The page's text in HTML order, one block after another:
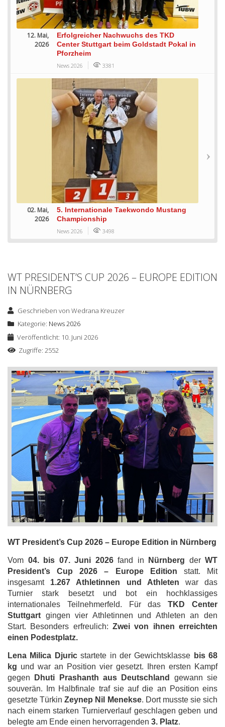
12. Mai,
2026
Erfolgreicher Nachwuchs des TKD
Center Stuttgart beim Goldstadt Pokal in
Pforzheim
News 2026 3381
02. Mai,
2026
5. Internationale Taekwondo Mustang
Championship
News 2026 3498
WT PRESIDENT’S CUP 2026 – EUROPE EDITION
IN NÜRNBERG
Geschrieben vonWedrana Kreuzer
Kategorie: News 2026
Veröffentlicht: 10. Juni 2026
Zugriffe: 2552
WT President’s Cup 2026 – Europe Edition in Nürnberg
Vom 04. bis 07. Juni 2026fand in Nürnberg der WT
President’s Cup 2026 – Europe Edition statt. Mit
insgesamt 1.267 Athletinnen und Athleten war das
Turnier stark besetzt und bot ein hochklassiges
internationales Teilnehmerfeld. Für dasTKD Center
Stuttgart gingen vier Athletinnen und Athleten an den
Start. Besonders erfreulich: Zwei von ihnen erreichten
einen Podestplatz.
Lena Milica Djuricstartete in der Gewichtsklasse bis 68
kg und war an Position vier gesetzt. Ihren ersten Kampf
gegen
Dhuti Prashanth aus Deutschland
gewann sie
souverän. Im Halbfinale traf sie auf die an Position eins
gesetzte TürkinZeynep Nil Menekse. Dort musste sie sich
nach einem starken Turnierverlauf geschlagen geben und
belegte am Ende einen hervorragenden 3. Platz.